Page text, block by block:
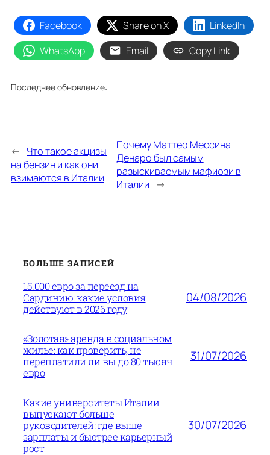
Facebook Share on X
LinkedIn
WhatsApp
Email Copy Link
Последнее обновление:
← Что такое акцизы
на бензин и как они
взимаются в Италии
Почему Маттео Мессина
Денаро был самым
разыскиваемым мафиози в
Италии →
БОЛЬШЕ ЗАПИСЕЙ
15.000 евро за переезд на
Сардинию: какие условия
действуют в 2026 году
04/08/2026
«Золотая» аренда в социальном
жилье: как проверить, не
переплатили ли вы до 80 тысяч
евро
31/07/2026
Какие университеты Италии
выпускают больше
руководителей: где выше
зарплаты и быстрее карьерный
рост
30/07/2026